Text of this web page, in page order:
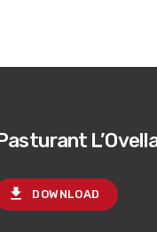
file_download DOWNLOAD